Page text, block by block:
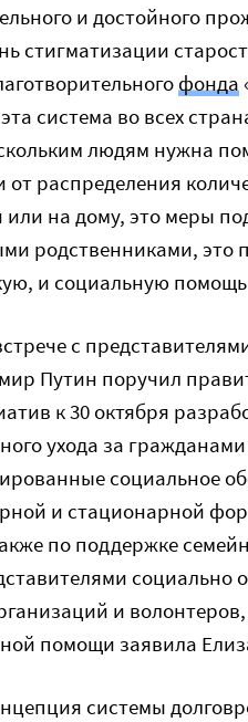
и достойного
стигматизации
фонда
система во всех
людям нужна
распределения
на дому, это меры
родственниками, это
и социальную
с
Путин поручил
к 30 октября
ухода за
социальное
и стационарной
по поддержке
и
помощи заявила
системы